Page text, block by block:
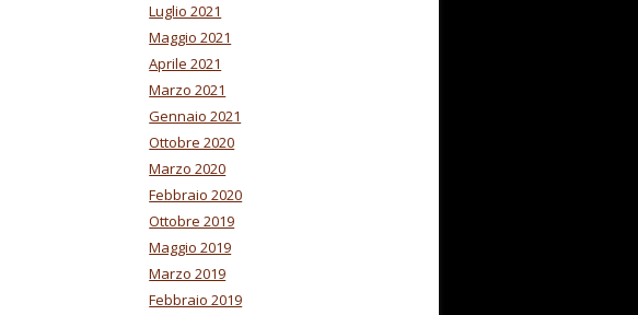
Luglio 2021
Maggio 2021
Aprile 2021
Marzo 2021
Gennaio 2021
Ottobre 2020
Marzo 2020
Febbraio 2020
Ottobre 2019
Maggio 2019
Marzo 2019
Febbraio 2019